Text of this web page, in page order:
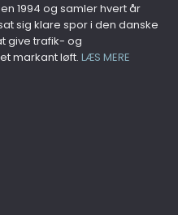
1994 og samler hvert år
sig klare spor i den danske
give trafik- og
markant løft. LÆS MERE